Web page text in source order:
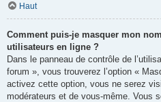
Haut
Comment puis-je masquer mon
utilisateurs en ligne ?
Dans le panneau de contrôle de
forum », vous trouverez l’option «
activez cette option, vous ne serez
modérateurs et de vous-même. Vous